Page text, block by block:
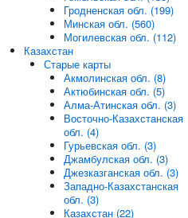
Гродненская обл. (199)
Минская обл. (560)
Могилевская обл. (112)
Казахстан
Старые карты
Акмолинская обл. (8)
Актюбинская обл. (5)
Алма-Атинская обл. (3)
Восточно-Казахстанская
обл. (4)
Гурьевская обл. (3)
Джамбулская обл. (3)
Джезказганская обл. (3)
Западно-Казахстанская
обл. (3)
Казахстан (22)